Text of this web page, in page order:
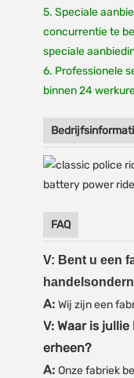
5. Speciale
concurrentie te
speciale
6. Professionele
binnen 24
FAQ
V: Bent u een
A: Wij zijn een
V: Waar is
erheen?
A: Onze fabriek